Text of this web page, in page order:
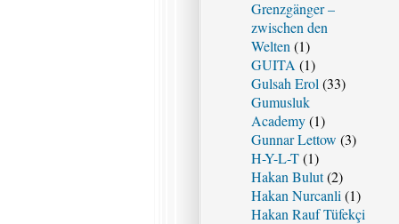
Grenzgänger –
zwischen den
Welten (1)
GUITA (1)
Gulsah Erol (33)
Gumusluk
Academy(1)
Gunnar Lettow (3)
H-Y-L-T(1)
Hakan Bulut(2)
Hakan Nurcanli (1)
Hakan Rauf Tüfekçi